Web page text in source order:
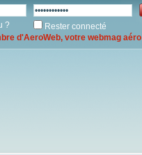
?
Rester connecté
d'AeroWeb, votre webmag aéro